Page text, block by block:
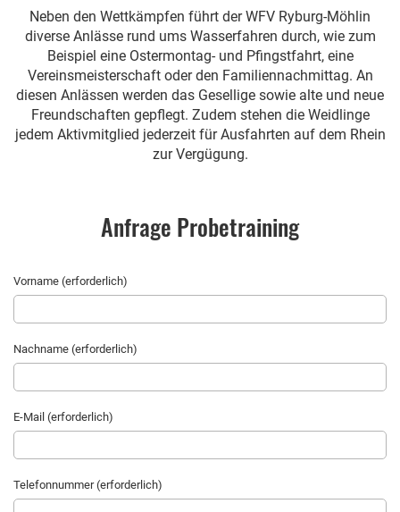
Neben den Wettkämpfen führt der WFV Ryburg-Möhlin
diverse Anlässe rund ums Wasserfahren durch, wie zum
Beispiel eine Ostermontag- und Pfingstfahrt, eine
Vereinsmeisterschaft oder den Familiennachmittag. An
diesen Anlässen werden das Gesellige sowie alte und neue
Freundschaften gepflegt. Zudem stehen die Weidlinge
jedem Aktivmitglied jederzeit für Ausfahrten auf dem Rhein
zur Vergügung.
Anfrage Probetraining
Vorname (erforderlich)
Nachname (erforderlich)
E-Mail (erforderlich)
Telefonnummer (erforderlich)